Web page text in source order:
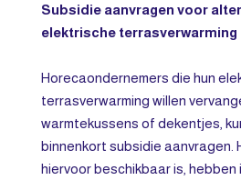
Subsidie aanvragen voor
elektrische terrasverwarming
Horecaondernemers die hun
terrasverwarming willen
warmtekussens of dekentjes,
binnenkort subsidie aanvragen.
hiervoor beschikbaar is,